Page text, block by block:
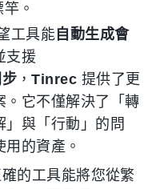
。
工具能 自動生成會
支援
，Tinrec 提供了更
。它不僅解決了「轉
」與「行動」的問
的資產。
的工具能將您從繁